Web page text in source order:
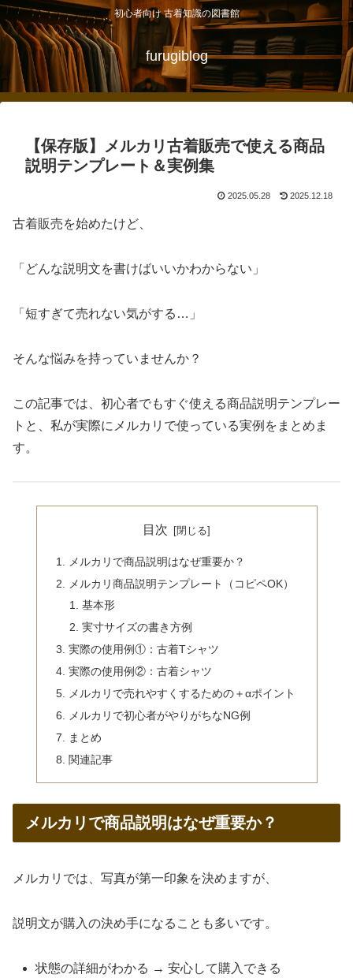
初心者向け 古着知識の図書館
furugiblog
【保存版】メルカリ古着販売で使える商品
説明テンプレート＆実例集
2025.05.28 2025.12.18
古着販売を始めたけど、
「どんな説明文を書けばいいかわからない」
「短すぎて売れない気がする…」
そんな悩みを持っていませんか？
この記事では、初心者でもすぐ使える商品説明テンプレー
トと、私が実際にメルカリで使っている実例をまとめま
す。
目次
メルカリで商品説明はなぜ重要か？
メルカリ商品説明テンプレート（コピペOK）
基本形
実寸サイズの書き方例
実際の使用例①：古着Tシャツ
実際の使用例②：古着シャツ
メルカリで売れやすくするための＋αポイント
メルカリで初心者がやりがちなNG例
まとめ
関連記事
メルカリで商品説明はなぜ重要か？
メルカリでは、写真が第一印象を決めますが、
説明文が購入の決め手になることも多いです。
状態の詳細がわかる → 安心して購入できる